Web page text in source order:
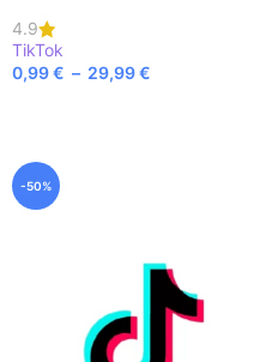
4.9
TikTok
0,99€ – 29,99€
-50%